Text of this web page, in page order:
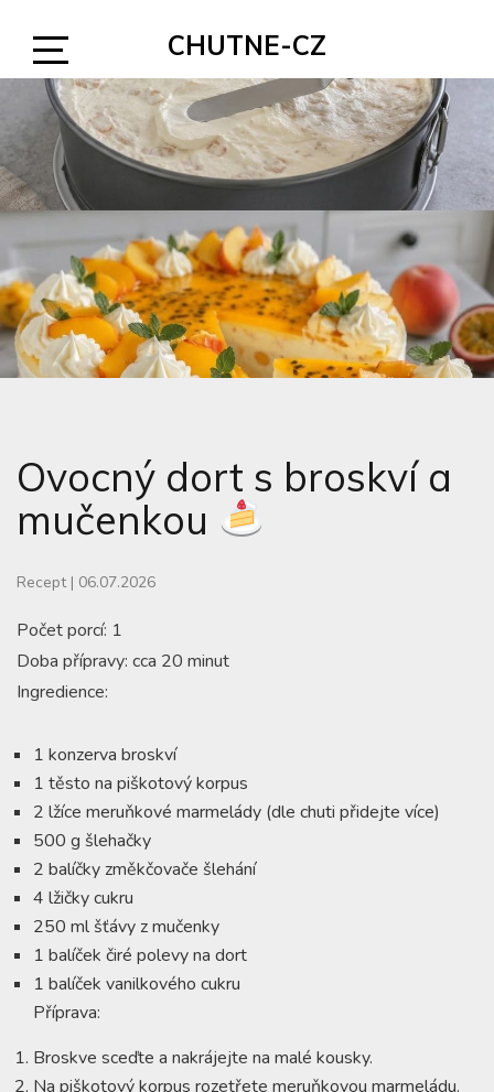
content
Open
Sidebar
CHUTNE-CZ
Ovocný dort s broskví a
mučenkou
Recept | 06.07.2026
Počet porcí: 1
Doba přípravy: cca 20 minut
Ingredience:
1 konzerva broskví
1 těsto na piškotový korpus
2 lžíce meruňkové marmelády (dle chuti přidejte více)
500 g šlehačky
2 balíčky změkčovače šlehání
4 lžičky cukru
250 ml šťávy z mučenky
1 balíček čiré polevy na dort
1 balíček vanilkového cukru
Příprava:
Broskve sceďte a nakrájejte na malé kousky.
Na piškotový korpus rozetřete meruňkovou marmeládu.